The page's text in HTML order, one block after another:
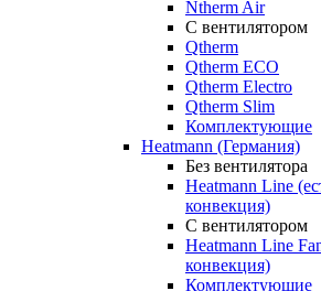
Ntherm Air
С вентилятором
Qtherm
Qtherm ECO
Qtherm Electro
Qtherm Slim
Комплектующие
Heatmann (Германия)
Без вентилятора
Heatmann Line
конвекция)
С вентилятором
Heatmann Line
конвекция)
Комплектующие